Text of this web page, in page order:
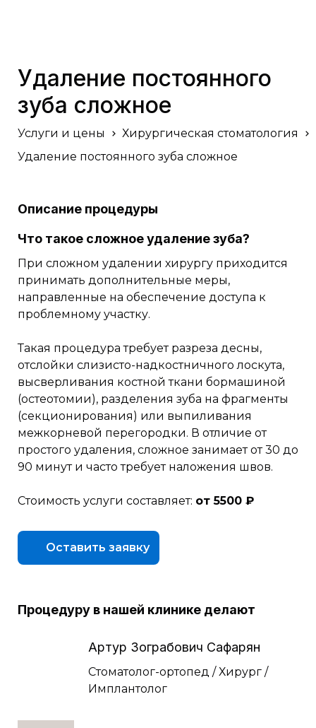
Удаление постоянного
зуба сложное
Услуги и цены
Хирургическая стоматология
Удаление постоянного зуба сложное
Описание процедуры
Что такое сложное удаление зуба?
При сложном удалении хирургу приходится
принимать дополнительные меры,
направленные на обеспечение доступа к
проблемному участку.
Такая процедура требует разреза десны,
отслойки слизисто-надкостничного лоскута,
высверливания костной ткани бормашиной
(остеотомии), разделения зуба на фрагменты
(секционирования) или выпиливания
межкорневой перегородки. В отличие от
простого удаления, сложное занимает от 30 до
90 минут и часто требует наложения швов.
Стоимость услуги составляет: от 5500 ₽
Оставить заявку
Процедуру в нашей клинике делают
Артур Зограбович Сафарян
Стоматолог-ортопед / Хирург /
Имплантолог